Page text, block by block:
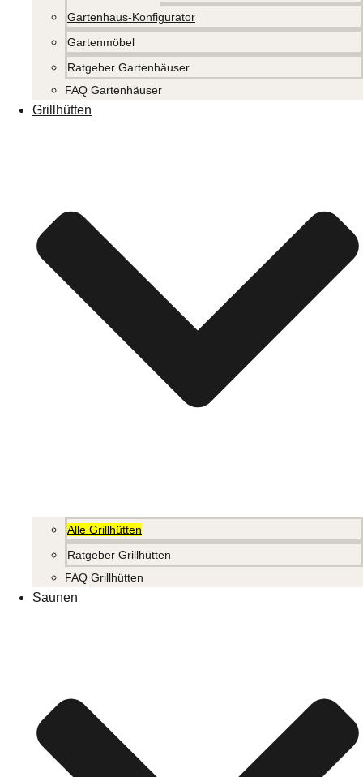
Gartenhaus-Konfigurator
Gartenmöbel
Ratgeber Gartenhäuser
FAQ Gartenhäuser
Grillhütten
Alle Grillhütten
Ratgeber Grillhütten
FAQ Grillhütten
Saunen